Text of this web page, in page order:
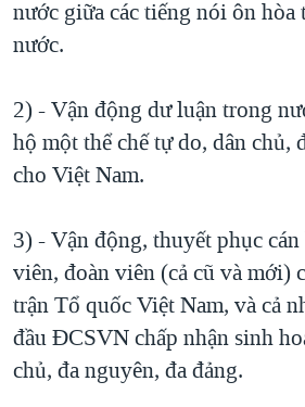
nước giữa các tiếng nói ôn
nước.
2) - Vận động dư luận trong
hộ một thể chế tự do, dân chủ,
cho Việt Nam.
3) - Vận động, thuyết phục
viên, đoàn viên (cả cũ và mới)
trận Tổ quốc Việt Nam, và cả
đầu ĐCSVN chấp nhận sinh
chủ, đa nguyên, đa đảng.